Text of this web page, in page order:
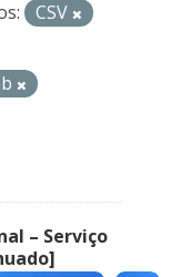
CSV
– Serviço